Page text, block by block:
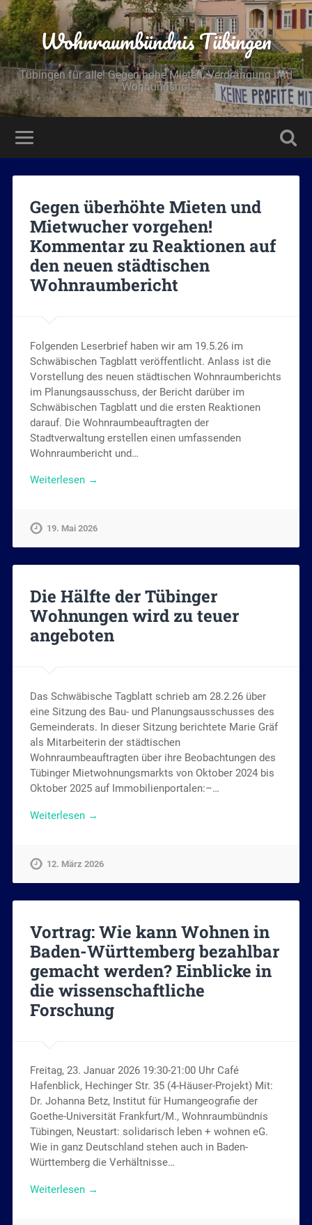
Wohnraumbündnis Tübingen
Tübingen für alle! Gegen hohe Mieten, Verdrängung und
Wohnungsnot
Gegen überhöhte Mieten und
Mietwucher vorgehen!
Kommentar zu Reaktionen auf
den neuen städtischen
Wohnraumbericht
Folgenden Leserbrief haben wir am 19.5.26 im
Schwäbischen Tagblatt veröffentlicht. Anlass ist die
Vorstellung des neuen städtischen Wohnraumberichts
im Planungsausschuss, der Bericht darüber im
Schwäbischen Tagblatt und die ersten Reaktionen
darauf. Die Wohnraumbeauftragten der
Stadtverwaltung erstellen einen umfassenden
Wohnraumbericht und…
Weiterlesen →
19. Mai 2026
Die Hälfte der Tübinger
Wohnungen wird zu teuer
angeboten
Das Schwäbische Tagblatt schrieb am 28.2.26 über
eine Sitzung des Bau- und Planungsausschusses des
Gemeinderats. In dieser Sitzung berichtete Marie Gräf
als Mitarbeiterin der städtischen
Wohnraumbeauftragten über ihre Beobachtungen des
Tübinger Mietwohnungsmarkts von Oktober 2024 bis
Oktober 2025 auf Immobilienportalen:–…
Weiterlesen →
12. März 2026
Vortrag: Wie kann Wohnen in
Baden-Württemberg bezahlbar
gemacht werden? Einblicke in
die wissenschaftliche
Forschung
Freitag, 23. Januar 2026 19:30-21:00 Uhr Café
Hafenblick, Hechinger Str. 35 (4-Häuser-Projekt) Mit:
Dr. Johanna Betz, Institut für Humangeografie der
Goethe-Universität Frankfurt/M., Wohnraumbündnis
Tübingen, Neustart: solidarisch leben + wohnen eG.
Wie in ganz Deutschland stehen auch in Baden-
Württemberg die Verhältnisse…
Weiterlesen →